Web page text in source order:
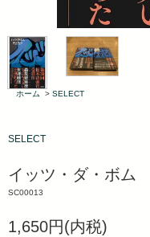
ホーム > SELECT
SELECT
イッツ・ダ・ボム
SC00013
1,650円(内税)